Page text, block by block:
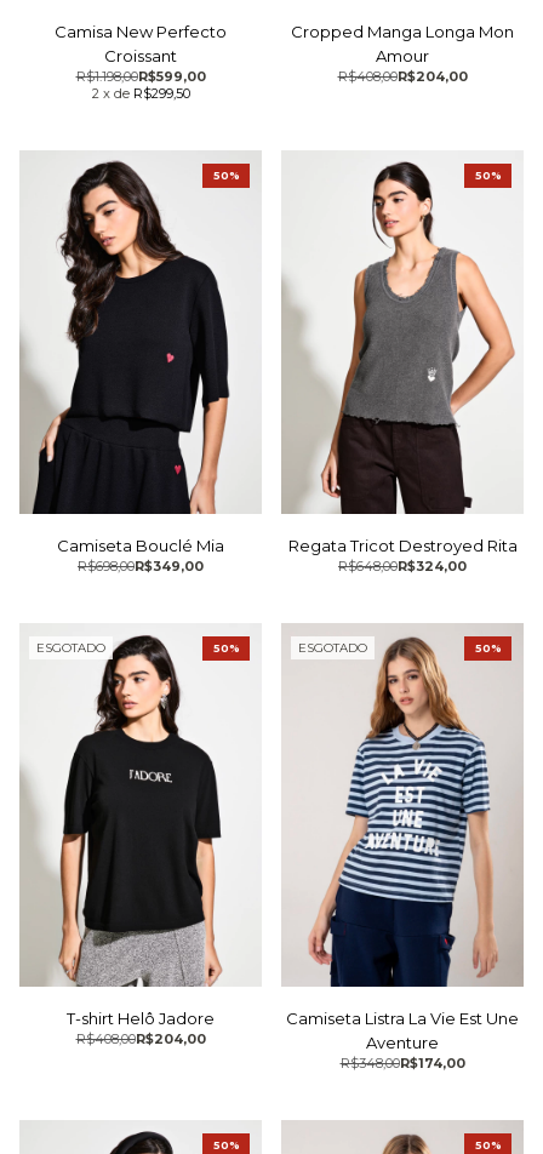
Camisa New Perfecto
Croissant
R$599,00
R$1.198,00
2 x de R$299,50
Cropped Manga Longa Mon
Amour
R$204,00
R$408,00
Camiseta Bouclé Mia
R$349,00
R$698,00
50%
Regata Tricot Destroyed Rita
R$324,00
R$648,00
50%
ESGOTADO
T-shirt Helô Jadore
R$204,00
R$408,00
50% ESGOTADO
Camiseta Listra La Vie Est Une
Aventure
R$174,00
R$348,00
50%
50% 50%